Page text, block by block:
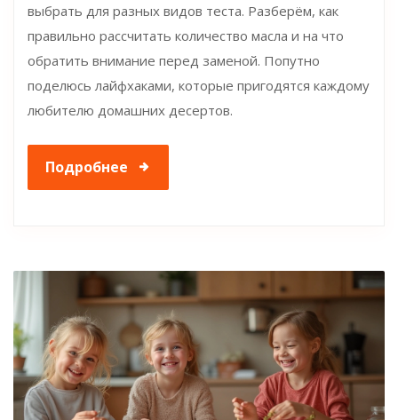
выбрать для разных видов теста. Разберём, как
правильно рассчитать количество масла и на что
обратить внимание перед заменой. Попутно
поделюсь лайфхаками, которые пригодятся каждому
любителю домашних десертов.
Подробнее